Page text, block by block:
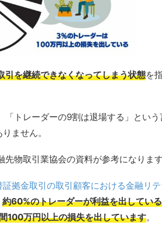
引を継続できなくなってしまう状態を
「トレーダーの9割は退場する」という
ません。
物取引業協会の資料が参考になります
証拠金取引の取引顧客における金融リテ
約60%のトレーダーが利益を出してい
100万円以上の損失を出しています。